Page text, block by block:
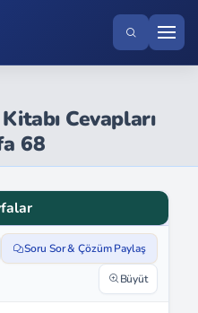
Cevapları
68
Soru Sor & Çözüm Paylaş
Büyüt